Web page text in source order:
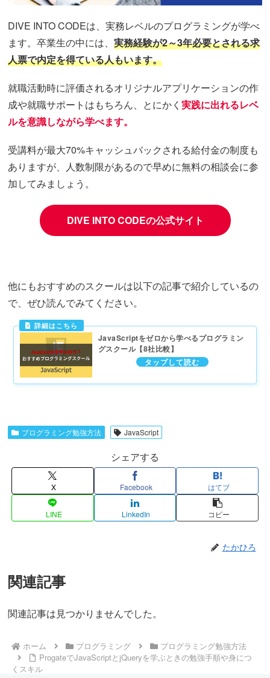
DIVE INTO CODEは、実務レベルのプログラミングが学べ
ます。卒業生の中には、実務経験が2～3年必要とされる求
人票で内定を得ている人もいます。
就職活動時に評価されるオリジナルアプリケーションの作
成や就職サポートはもちろん、とにかく実践に出れるレベ
ルを意識しながら学べます。
受講料が最大70%キャッシュバックされる給付金の制度も
ありますが、人数制限があるので早めに無料の相談会に参
加してみましょう。
DIVE INTO CODEの公式サイト
他にもおすすめのスクールは以下の記事で紹介しているの
で、ぜひ読んでみてください。
JavaScriptをゼロから学べるプログラミン
グスクール【8社比較】
プログラミング勉強方法 JavaScript
シェアする
X Facebook はてブ
LINE LinkedIn コピー
たかひろ
関連記事
関連記事は見つかりませんでした。
ホーム プログラミング
プログラミング勉強方法
ProgateでJavaScriptとjQueryを学ぶときの勉強手順や身につ
くスキル